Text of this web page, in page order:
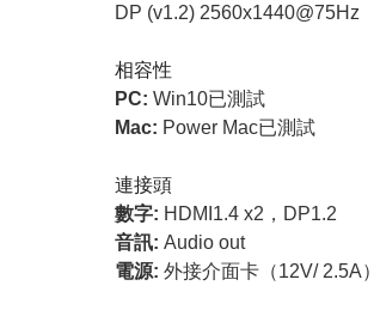
DP (v1.2) 2560x1440@75Hz
相容性
PC: Win10已測試
Mac: Power Mac已測試
連接頭
數字: HDMI1.4 x2，DP1.2
音訊: Audio out
電源: 外接介面卡（12V/ 2.5A）